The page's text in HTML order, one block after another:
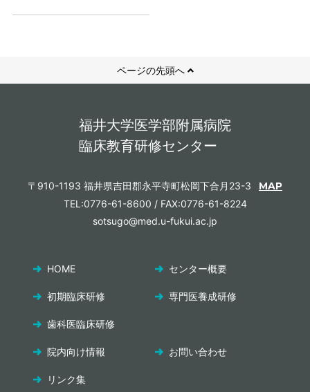
ページの先頭へ
福井大学医学部附属病院
臨床教育研修センター
〒910-1193 福井県吉田郡永平寺町松岡下合月23-3 MAP
TEL:0776-61-8600 / FAX:0776-61-8224
sotsugo@med.u-fukui.ac.jp
HOME センター概要
初期臨床研修 専門医養成研修
歯科医臨床研修
院内向け情報 お問い合わせ
リンク集